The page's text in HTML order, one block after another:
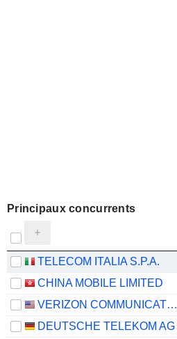
Principaux concurrents
TELECOM ITALIA S.P.A.
CHINA MOBILE LIMITED
VERIZON COMMUNICATIONS, INC.
DEUTSCHE TELEKOM AG